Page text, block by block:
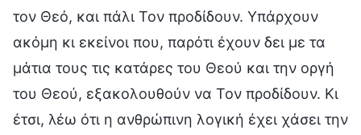
τον Θεό, και πάλι Τον προδίδουν. Υπάρχουν
ακόμη κι εκείνοι που, παρότι έχουν δει με τα
μάτια τους τις κατάρες του Θεού και την οργή
του Θεού, εξακολουθούν να Τον προδίδουν. Κι
έτσι, λέω ότι η ανθρώπινη λογική έχει χάσει την